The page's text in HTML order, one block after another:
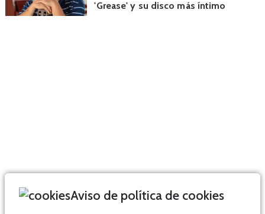
'Grease' y su disco más íntimo
Aviso de política de cookies